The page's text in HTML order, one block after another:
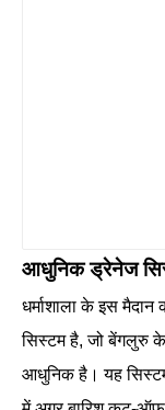
आधुनिक ड्रेनेज
धर्माशाला के इस
सिस्टम है, जो बेंगलुरु के
आधुनिक है। यह